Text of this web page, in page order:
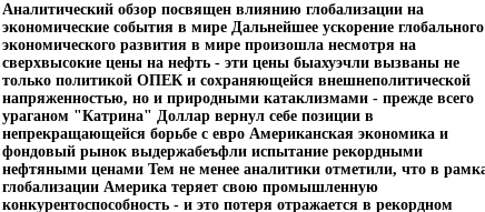
Аналитический обзор посвящен влиянию глобализации на
экономические события в мире Дальнейшее ускорение глобального
экономического развития в мире произошла несмотря на
сверхвысокие цены на нефть - эти цены быахуэчли вызваны не
только политикой ОПЕК и сохраняющейся внешнеполитической
напряженностью, но и природными катаклизмами - прежде всего
ураганом "Катрина" Доллар вернул себе позиции в
непрекращающейся борьбе с евро Американская экономика и
фондовый рынок выдержабеъфли испытание рекордными
нефтяными ценами Тем не менее аналитики отметили, что в
глобализации Америка теряет свою промышленную
конкурентоспособность - и это потеря отражается в рекордном